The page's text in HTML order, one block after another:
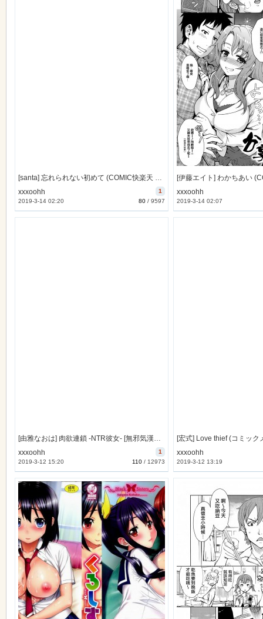
[santa] 忘れられない初めて (COMIC快楽天 2015年1月号) [無邪気漢化組][MJK-14-Z046]
1
xxxoohh
80/ 9597
2019-3-14 02:20
xxxoohh
2019-3-14 02:07
[由雅なおは] 肉欲連鎖 -NTR彼女- [無邪気漢化組][MJK-14-D043]
1
xxxoohh
110/ 12973
2019-3-12 15:20
xxxoohh
2019-3-12 13:19